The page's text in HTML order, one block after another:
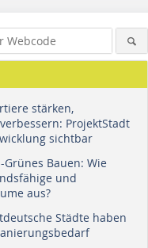
stärken,
ProjektStadt
sichtbar
Grünes Bauen: Wie
und
aus?
Städte haben